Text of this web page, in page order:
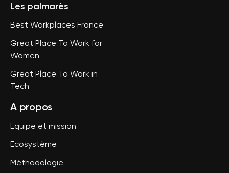
Les palmarès
Best Workplaces France
Great Place To Work for
Women
Great Place To Work in
Tech
A propos
Equipe et mission
Ecosystème
Méthodologie